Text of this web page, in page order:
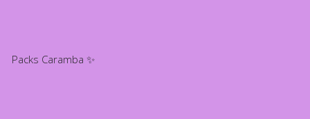
Packs Caramba ✨